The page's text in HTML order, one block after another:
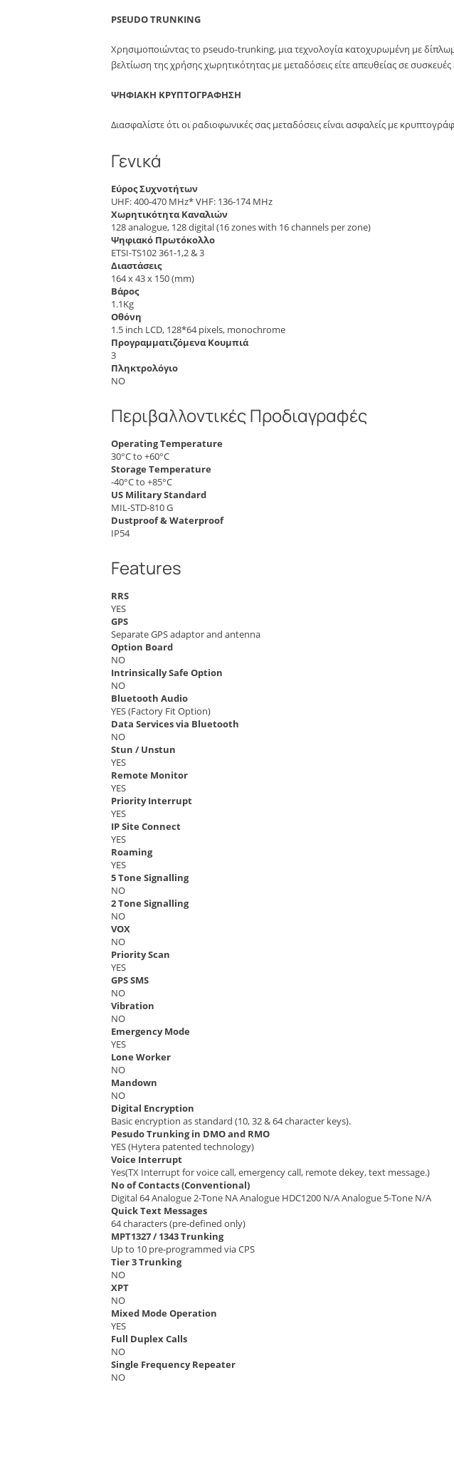
PSEUDO TRUNKING
Χρησιμοποιώντας το pseudo-trunking, μια τεχνολογία κατοχυρωμένη με
βελτίωση της χρήσης χωρητικότητας με μεταδόσεις είτε απευθείας σε συσκευές
ΨΗΦΙΑΚΗ ΚΡΥΠΤΟΓΡΑΦΗΣΗ
Διασφαλίστε ότι οι ραδιοφωνικές σας μεταδόσεις είναι ασφαλείς με
Γενικά
Εύρος Συχνοτήτων
UHF: 400-470 MHz* VHF: 136-174 MHz
Χωρητικότητα Καναλιών
128 analogue, 128 digital (16 zones with 16 channels per zone)
Ψηφιακό Πρωτόκολλο
ETSI-TS102 361-1,2 & 3
Διαστάσεις
164 x 43 x 150 (mm)
Βάρος
1.1Kg
Οθόνη
1.5 inch LCD, 128*64 pixels, monochrome
Προγραμματιζόμενα Κουμπιά
3
Πληκτρολόγιο
NO
Περιβαλλοντικές Προδιαγραφές
Operating Temperature
30°C to +60°C
Storage Temperature
-40°C to +85°C
US Military Standard
MIL-STD-810 G
Dustproof & Waterproof
IP54
Features
RRS
YES
GPS
Separate GPS adaptor and antenna
Option Board
NO
Intrinsically Safe Option
NO
Bluetooth Audio
YES (Factory Fit Option)
Data Services via Bluetooth
NO
Stun / Unstun
YES
Remote Monitor
YES
Priority Interrupt
YES
IP Site Connect
YES
Roaming
YES
5 Tone Signalling
NO
2 Tone Signalling
NO
VOX
NO
Priority Scan
YES
GPS SMS
NO
Vibration
NO
Emergency Mode
YES
Lone Worker
NO
Mandown
NO
Digital Encryption
Basic encryption as standard (10, 32 & 64 character keys).
Pesudo Trunking in DMO and RMO
YES (Hytera patented technology)
Voice Interrupt
Yes(TX Interrupt for voice call, emergency call, remote dekey, text message.)
No of Contacts (Conventional)
Digital 64 Analogue 2-Tone NA Analogue HDC1200 N/A Analogue 5-Tone N/A
Quick Text Messages
64 characters (pre-defined only)
MPT1327 / 1343 Trunking
Up to 10 pre-programmed via CPS
Tier 3 Trunking
NO
XPT
NO
Mixed Mode Operation
YES
Full Duplex Calls
NO
Single Frequency Repeater
NO